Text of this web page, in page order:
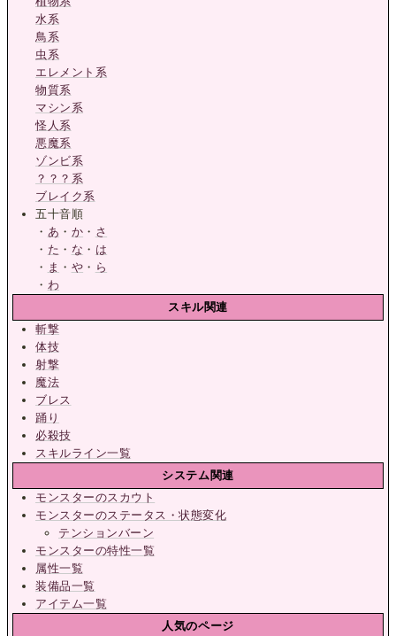
水系
鳥系
虫系
エレメント系
物質系
マシン系
怪人系
悪魔系
ゾンビ系
？？？系
ブレイク系
五十音順
・ あ ・ か ・ さ
・ た ・ な ・ は
・ ま ・ や ・ ら
・ わ
スキル関連
斬撃
体技
射撃
魔法
ブレス
踊り
必殺技
スキルライン一覧
システム関連
モンスターのスカウト
モンスターのステータス・状態変化
テンションバーン
モンスターの特性一覧
属性一覧
装備品一覧
アイテム一覧
人気のページ